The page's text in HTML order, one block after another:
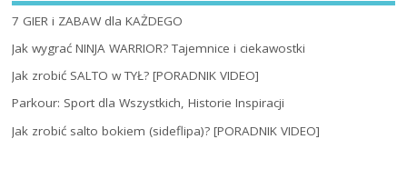
7 GIER i ZABAW dla KAŻDEGO
Jak wygrać NINJA WARRIOR? Tajemnice i ciekawostki
Jak zrobić SALTO w TYŁ? [PORADNIK VIDEO]
Parkour: Sport dla Wszystkich, Historie Inspiracji
Jak zrobić salto bokiem (sideflipa)? [PORADNIK VIDEO]